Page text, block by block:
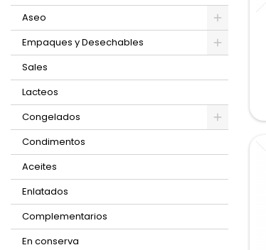
Aseo
Empaques y Desechables
Sales
Lacteos
Congelados
Condimentos
Aceites
Enlatados
Complementarios
En conserva